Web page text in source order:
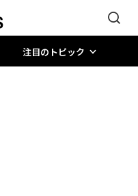
注目のトピック